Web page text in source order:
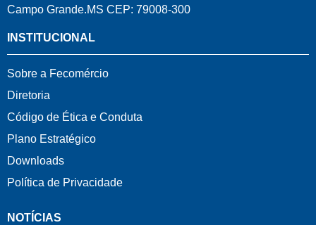
Campo Grande.MS CEP: 79008-300
INSTITUCIONAL
Sobre a Fecomércio
Diretoria
Código de Ética e Conduta
Plano Estratégico
Downloads
Política de Privacidade
NOTÍCIAS